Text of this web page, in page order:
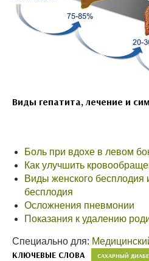
Виды гепатита, лечение и
Боль при вдохе в левом
Как улучшить
Виды женского бесплодия
бесплодия
Осложнения пневмонии
Показания к удалению
Специально для:
КЛЮЧЕВЫЕ СЛОВА САХАРНЫЙ